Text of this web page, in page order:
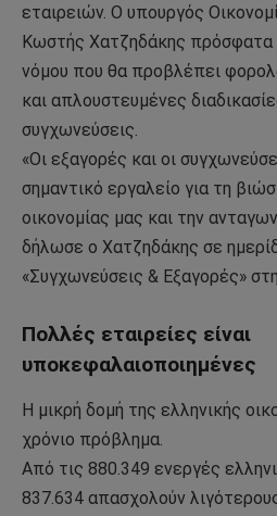
εταιρειών. Ο υπουργός
Κωστής Χατζηδάκης πρόσφατα
νόμου που θα προβλέπει
και απλουστευμένες
συγχωνεύσεις.
«Οι εξαγορές και οι
σημαντικό εργαλείο για τη
οικονομίας μας και την
δήλωσε ο Χατζηδάκης σε
«Συγχωνεύσεις & Εξαγορές»
Πολλές εταιρείες είναι
υποκεφαλαιοποιημένες
Η μικρή δομή της ελληνικής
χρόνιο πρόβλημα.
Από τις 880.349 ενεργές
837.634 απασχολούν